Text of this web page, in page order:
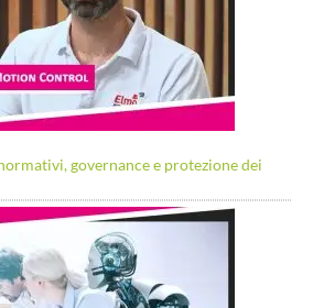
governance e protezione dei